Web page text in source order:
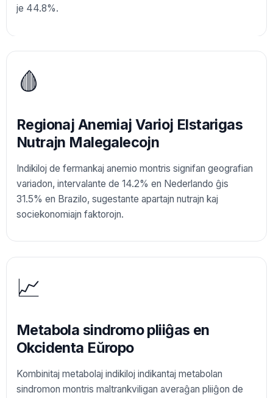
je 44.8%.
🩸
Regionaj Anemiaj Varioj Elstarigas
Nutrajn Malegalecojn
Indikiloj de fermankaj anemio montris signifan geografian
variadon, intervalante de 14.2% en Nederlando ĝis
31.5% en Brazilo, sugestante apartajn nutrajn kaj
sociekonomiajn faktorojn.
📈
Metabola sindromo pliiĝas en
Okcidenta Eŭropo
Kombinitaj metabolaj indikiloj indikantaj metabolan
sindromon montris maltrankviligan averaĝan pliiĝon de